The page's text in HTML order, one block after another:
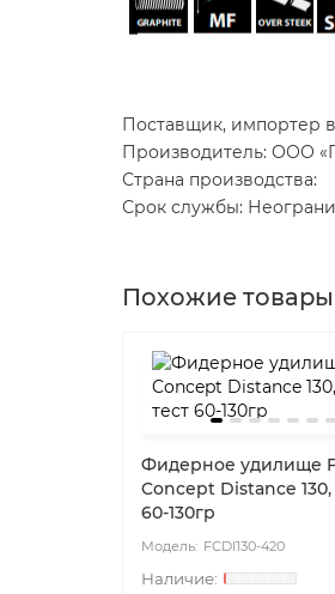
Поставщик, импортер
Производитель: ООО
Страна производства:
Срок службы:
Похожие товары
Фидерное удилище
Concept Distance 130,
60-130гр
FCDI130-420